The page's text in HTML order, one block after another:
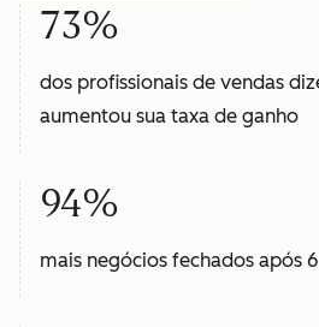
73%
dos profissionais de vendas
aumentou sua taxa de ganho
94%
mais negócios fechados após